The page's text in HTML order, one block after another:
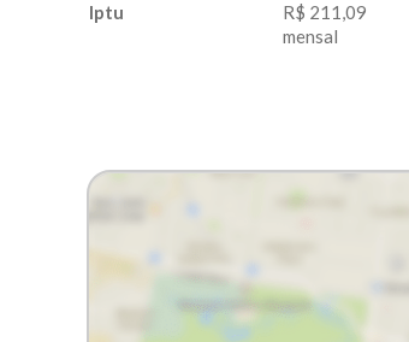
Iptu
R$ 211,09
mensal